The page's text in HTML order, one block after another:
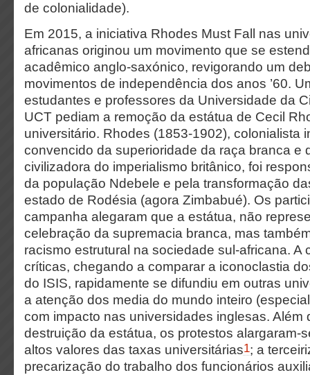
de colonialidade).
Em 2015, a iniciativa Rhodes Must Fall nas
africanas originou um movimento que se
acadêmico anglo-saxónico, revigorando um
movimentos de independência dos anos ’60.
estudantes e professores da Universidade da
UCT pediam a remoção da estátua de Cecil
universitário. Rhodes (1853-1902), colonialista
convencido da superioridade da raça branca e
civilizadora do imperialismo britânico, foi
da população Ndebele e pela transformação
estado de Rodésia (agora Zimbabué). Os
campanha alegaram que a estátua, não
celebração da supremacia branca, mas
racismo estrutural na sociedade sul-africana. A
críticas, chegando a comparar a iconoclastia
do ISIS, rapidamente se difundiu em outras
a atenção dos media do mundo inteiro
com impacto nas universidades inglesas. Além
destruição da estátua, os protestos alargaram-
altos valores das taxas universitárias1; a
precarização do trabalho dos funcionários